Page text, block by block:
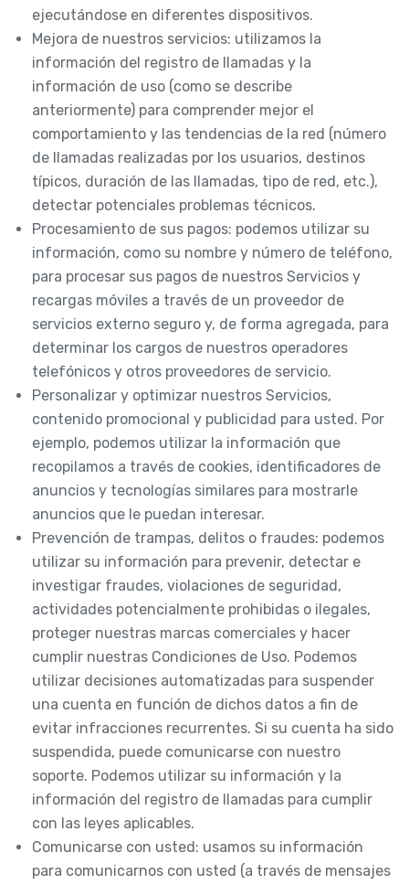
ejecutándose en diferentes dispositivos.
Mejora de nuestros servicios: utilizamos la
información del registro de llamadas y la
información de uso (como se describe
anteriormente) para comprender mejor el
comportamiento y las tendencias de la red (número
de llamadas realizadas por los usuarios, destinos
típicos, duración de las llamadas, tipo de red, etc.),
detectar potenciales problemas técnicos.
Procesamiento de sus pagos: podemos utilizar su
información, como su nombre y número de teléfono,
para procesar sus pagos de nuestros Servicios y
recargas móviles a través de un proveedor de
servicios externo seguro y, de forma agregada, para
determinar los cargos de nuestros operadores
telefónicos y otros proveedores de servicio.
Personalizar y optimizar nuestros Servicios,
contenido promocional y publicidad para usted. Por
ejemplo, podemos utilizar la información que
recopilamos a través de cookies, identificadores de
anuncios y tecnologías similares para mostrarle
anuncios que le puedan interesar.
Prevención de trampas, delitos o fraudes: podemos
utilizar su información para prevenir, detectar e
investigar fraudes, violaciones de seguridad,
actividades potencialmente prohibidas o ilegales,
proteger nuestras marcas comerciales y hacer
cumplir nuestras Condiciones de Uso. Podemos
utilizar decisiones automatizadas para suspender
una cuenta en función de dichos datos a fin de
evitar infracciones recurrentes. Si su cuenta ha sido
suspendida, puede comunicarse con nuestro
soporte. Podemos utilizar su información y la
información del registro de llamadas para cumplir
con las leyes aplicables.
Comunicarse con usted: usamos su información
para comunicarnos con usted (a través de mensajes